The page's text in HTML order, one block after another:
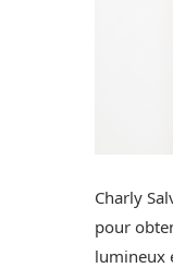
Charly
pour
lumineux